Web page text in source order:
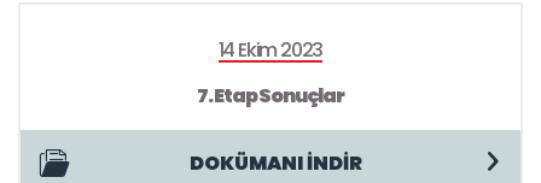
14 Ekim 2023
7. Etap Sonuçlar
DOKÜMANI İNDİR